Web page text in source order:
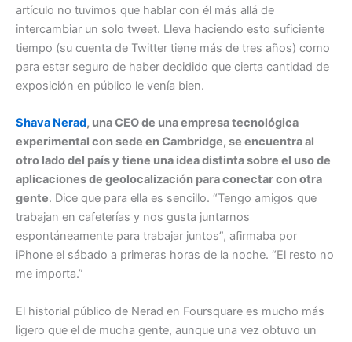
artículo no tuvimos que hablar con él más allá de
intercambiar un solo tweet. Lleva haciendo esto suficiente
tiempo (su cuenta de Twitter tiene más de tres años) como
para estar seguro de haber decidido que cierta cantidad de
exposición en público le venía bien.
Shava Nerad, una CEO de una empresa tecnológica
experimental con sede en Cambridge, se encuentra al
otro lado del país y tiene una idea distinta sobre el uso de
aplicaciones de geolocalización para conectar con otra
gente. Dice que para ella es sencillo. “Tengo amigos que
trabajan en cafeterías y nos gusta juntarnos
espontáneamente para trabajar juntos”, afirmaba por
iPhone el sábado a primeras horas de la noche. “El resto no
me importa.”
El historial público de Nerad en Foursquare es mucho más
ligero que el de mucha gente, aunque una vez obtuvo un